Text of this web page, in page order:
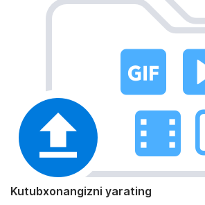
Kutubxonangizni yarating